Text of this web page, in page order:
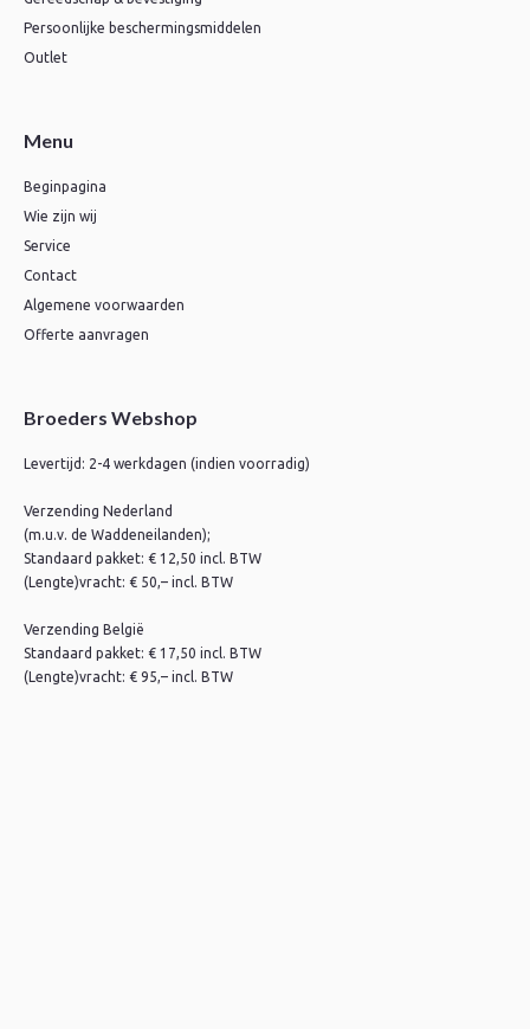
Persoonlijke beschermingsmiddelen
Outlet
Menu
Beginpagina
Wie zijn wij
Service
Contact
Algemene voorwaarden
Offerte aanvragen
Broeders Webshop
Levertijd: 2-4 werkdagen (indien voorradig)
Verzending Nederland
(m.u.v. de Waddeneilanden);
Standaard pakket: € 12,50 incl. BTW
(Lengte)vracht: € 50,– incl. BTW
Verzending België
Standaard pakket: € 17,50 incl. BTW
(Lengte)vracht: € 95,– incl. BTW